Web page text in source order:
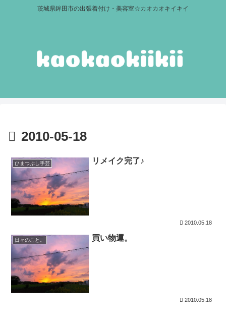
茨城県鉾田市の出張着付け・美容室☆カオカオキイキイ
2010-05-18
ひまつぶし手芸 リメイク完了♪
2010.05.18
日々のこと。 買い物運。
2010.05.18